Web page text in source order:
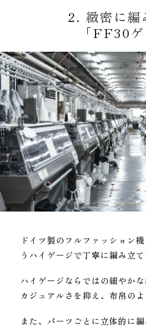
2. 緻密に編
「FF30ゲ
ドイツ製のフルファッション機
うハイゲージで丁寧に編み立て
ハイゲージならではの細やか
カジュアルさを抑え、 布帛の
また、パーツごとに立体的に